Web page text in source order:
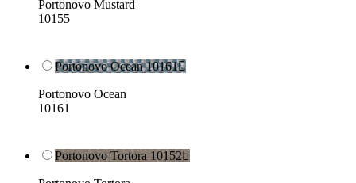
Portonovo Mustard
10155
Portonovo Ocean 10161
Portonovo Ocean
10161
Portonovo Tortora 10152